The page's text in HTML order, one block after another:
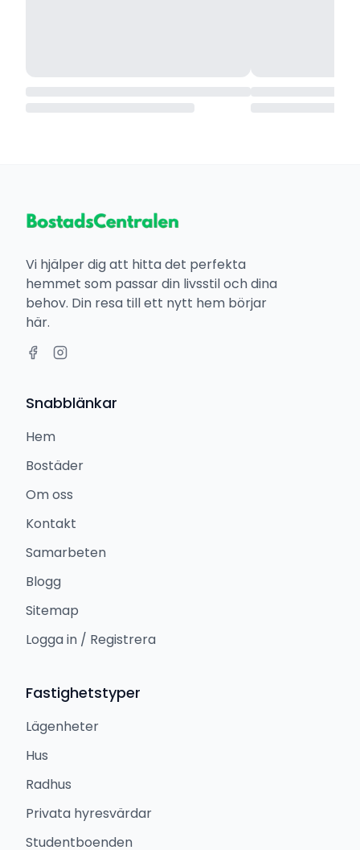
Vi hjälper dig att hitta det perfekta
hemmet som passar din livsstil och dina
behov. Din resa till ett nytt hem börjar
här.
Snabblänkar
Hem
Bostäder
Om oss
Kontakt
Samarbeten
Blogg
Sitemap
Logga in / Registrera
Fastighetstyper
Lägenheter
Hus
Radhus
Privata hyresvärdar
Studentboenden